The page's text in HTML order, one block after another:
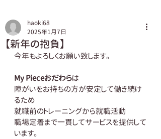
【新年の抱負】
haoki68
2025年1月7日
今年もよろしくお願い致します。
My Pieceおだわらは
障がいをお持ちの方が安定して働き続け
るため
就職前のトレーニングから就職活動
職場定着まで一貫してサービスを提供して
います。